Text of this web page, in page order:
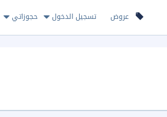
عروض تسجيل الدخول حجوزاتي